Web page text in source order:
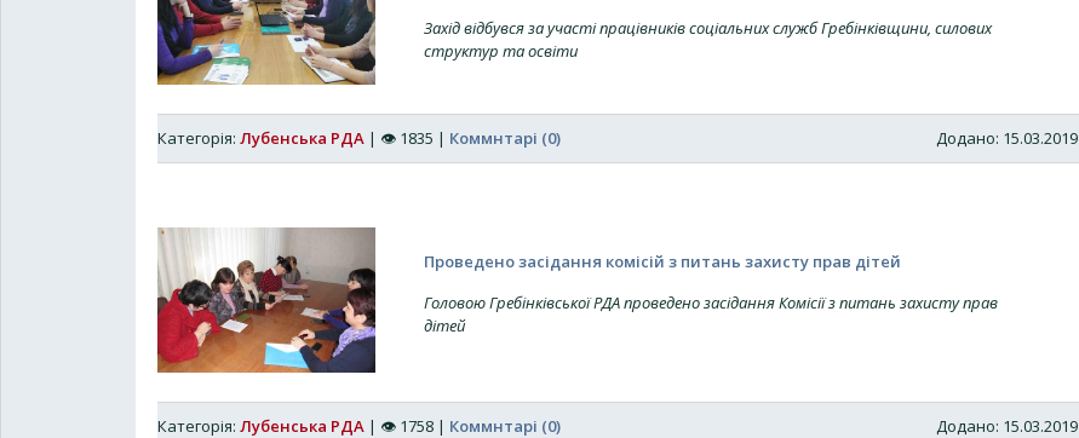
Захід відбувся за участі працівників соціальних служб Гребінківщини, силових
структур та освіти
Додано: 15.03.2019
Категорія: Лубенська РДА | 👁 1835 | Коммнтарі (0)
Проведено засідання комісій з питань захисту прав дітей
Головою Гребінківської РДА проведено засідання Комісії з питань захисту прав
дітей
Додано: 15.03.2019
Категорія: Лубенська РДА | 👁 1758 | Коммнтарі (0)